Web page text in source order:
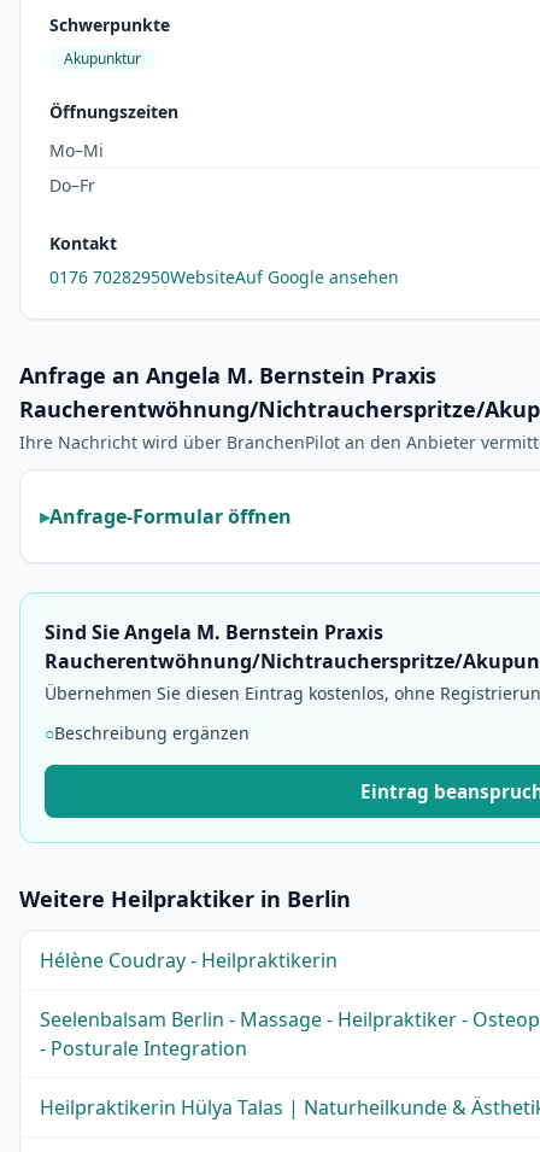
Schwerpunkte
Akupunktur
Öffnungszeiten
Mo–Mi
Do–Fr
Kontakt
0176 70282950WebsiteAuf Google ansehen
Anfrage an Angela M. Bernstein Praxis
Raucherentwöhnung/Nichtraucherspritze/
Ihre Nachricht wird über BranchenPilot an den Anbieter
Anfrage-Formular öffnen
Sind Sie Angela M. Bernstein Praxis
Raucherentwöhnung/Nichtraucherspritze/
Übernehmen Sie diesen Eintrag kostenlos, ohne
○Beschreibung ergänzen
Eintrag
Weitere Heilpraktiker in Berlin
Hélène Coudray - Heilpraktikerin
Seelenbalsam Berlin - Massage - Heilpraktiker -
- Posturale Integration
Heilpraktikerin Hülya Talas | Naturheilkunde &